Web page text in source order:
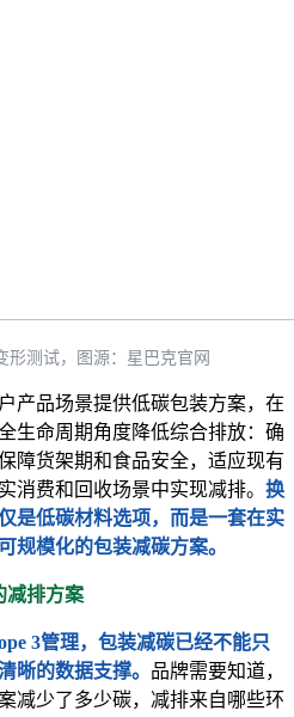
形测试，图源：星巴克官网
产品场景提供低碳包装方案，在
生命周期角度降低综合排放：确
障货架期和食品安全，适应现有
消费和回收场景中实现减排。 换
是低碳材料选项，而是一套在实
规模化的包装减碳方案。
减排方案
3管理，包装减碳已经不能只
晰的数据支撑。 品牌需要知道，
减少了多少碳，减排来自哪些环